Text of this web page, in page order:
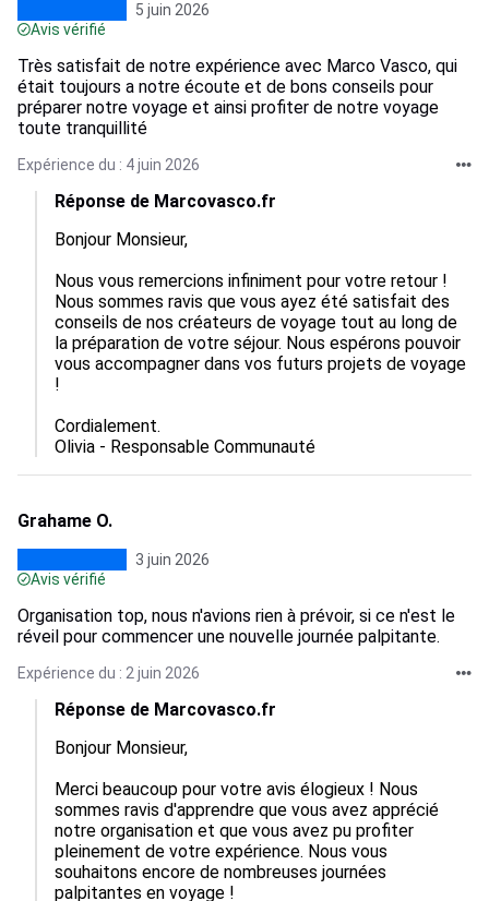
5 juin 2026
Avis vérifié
Très satisfait de notre expérience avec Marco Vasco, qui
était toujours a notre écoute et de bons conseils pour
préparer notre voyage et ainsi profiter de notre voyage
toute tranquillité
Expérience du : 4 juin 2026
Réponse de Marcovasco.fr
Bonjour Monsieur,
Nous vous remercions infiniment pour votre retour !
Nous sommes ravis que vous ayez été satisfait des
conseils de nos créateurs de voyage tout au long de
la préparation de votre séjour. Nous espérons pouvoir
vous accompagner dans vos futurs projets de voyage
!
Cordialement.
Olivia - Responsable Communauté
Grahame O.
3 juin 2026
Avis vérifié
Organisation top, nous n'avions rien à prévoir, si ce n'est le
réveil pour commencer une nouvelle journée palpitante.
Expérience du : 2 juin 2026
Réponse de Marcovasco.fr
Bonjour Monsieur,
Merci beaucoup pour votre avis élogieux ! Nous
sommes ravis d'apprendre que vous avez apprécié
notre organisation et que vous avez pu profiter
pleinement de votre expérience. Nous vous
souhaitons encore de nombreuses journées
palpitantes en voyage !